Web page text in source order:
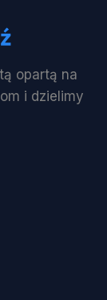
opartą na
i dzielimy